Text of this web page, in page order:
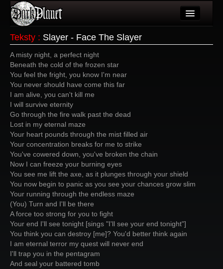
Wydarzenia
Galeria
Forum
Więcej
Login
Teksty : Slayer - Face The Slayer
A misty night, a perfect night
Beneath the cold of the frozen star
You feel the fright, you know I'm near
You never should have come this far
I am alive, you can't kill me
I will survive eternity
Go through the fire walk past the dead
Lost in my eternal maze
Your heart pounds through the mist filled air
Your concentration breaks for me to strike
You've cowered down, you've broken the chain
Now I can freeze your burning eyes
You see me lift the axe, as it plunges through your shield
You now begin to panic as you see your chances grow slim
Your running through the endless maze
(You) Turn and I'll be there
A force too strong for you to fight
Your end I'll see tonight [sings "I'll see your end tonight"]
You think you can destroy [me]? You'd better think again
I am eternal terror my quest will never end
I'll trap you in the pentagram
And seal your battered tomb